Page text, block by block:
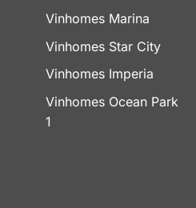
Vinhomes Marina
Vinhomes Star City
Vinhomes Imperia
Vinhomes Ocean Park
1